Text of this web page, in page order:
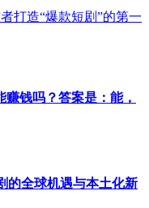
打造“爆款短剧”的第一
钱吗？答案是：能，
的全球机遇与本土化新